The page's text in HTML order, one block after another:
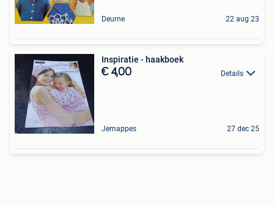
Deurne 22 aug 23
Inspiratie - haakboek
€ 4,00 Details
Jemappes 27 dec 25